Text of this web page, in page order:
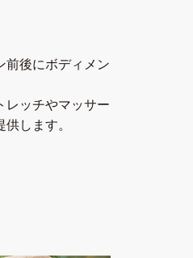
前後にボディメン
レッチやマッサー
します。